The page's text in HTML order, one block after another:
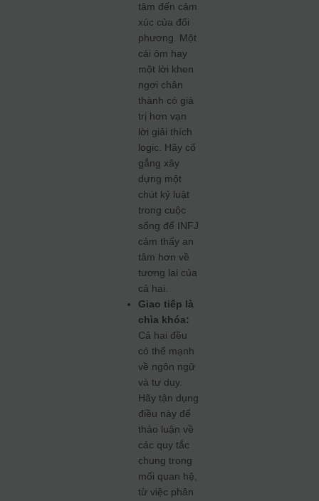
tâm đến cảm
xúc của đối
phương. Một
cái ôm hay
một lời khen
ngợi chân
thành có giá
trị hơn vạn
lời giải thích
logic. Hãy cố
gắng xây
dựng một
chút kỷ luật
trong cuộc
sống để INFJ
cảm thấy an
tâm hơn về
tương lai của
cả hai.
Giao tiếp là
chìa khóa:
Cả hai đều
có thế mạnh
về ngôn ngữ
và tư duy.
Hãy tận dụng
điều này để
thảo luận về
các quy tắc
chung trong
mối quan hệ,
từ việc phân